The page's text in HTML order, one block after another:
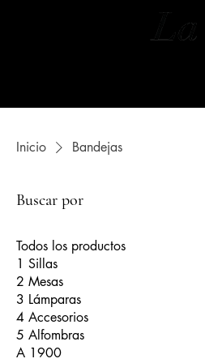
Inicio Bandejas
Buscar por
Todos los productos
1 Sillas
2 Mesas
3 Lámparas
4 Accesorios
5 Alfombras
A 1900